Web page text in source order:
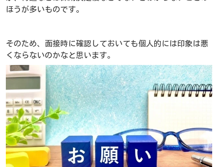
ほうが多いものです。
そのため、面接時に確認しておいても個人的には印象は悪
くならないのかなと思います。